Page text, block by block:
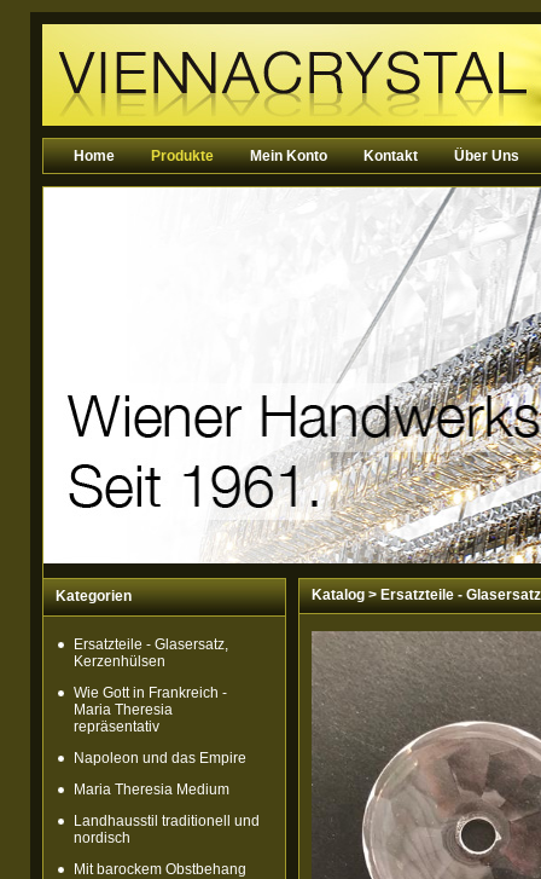
Home Produkte Mein Konto Kontakt Über Uns
Kategorien
Ersatzteile - Glasersatz,
Kerzenhülsen
Wie Gott in Frankreich -
Maria Theresia
repräsentativ
Napoleon und das Empire
Maria Theresia Medium
Landhausstil traditionell und
nordisch
Mit barockem Obstbehang
Katalog>Ersatzteile -